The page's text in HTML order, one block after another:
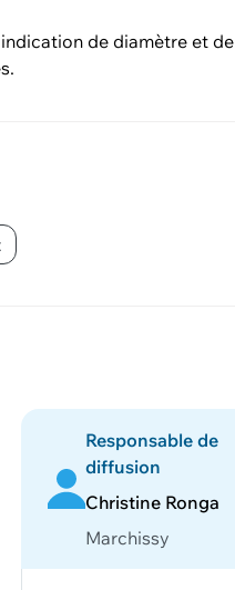
de diamètre et de
Responsable de
diffusion
Christine Ronga
Marchissy